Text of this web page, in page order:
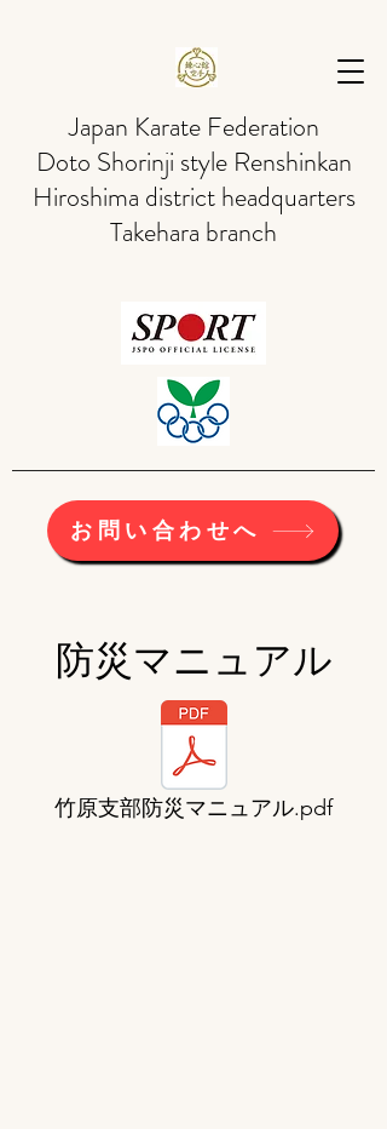
Japan Karate Federation
Doto Shorinji style Renshinkan
Hiroshima district headquarters
Takehara branch
お問い合わせへ
​防災マニュアル
竹原支部防災マニュアル.pdf